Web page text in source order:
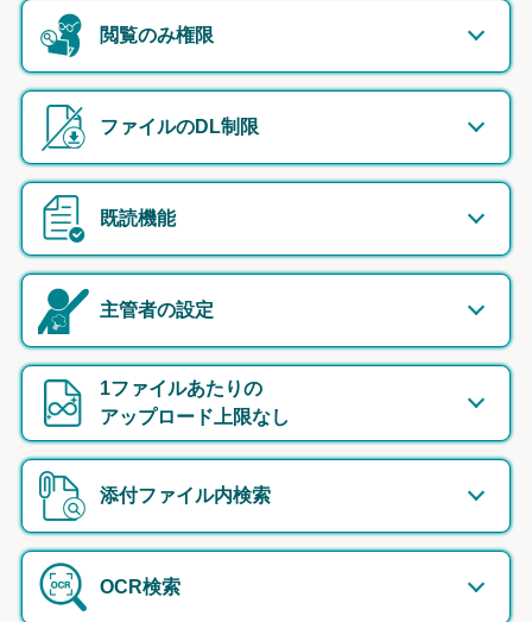
閲覧のみ権限
ファイルのDL制限
既読機能
主管者の設定
1ファイルあたりの
アップロード上限なし
添付ファイル内検索
OCR検索